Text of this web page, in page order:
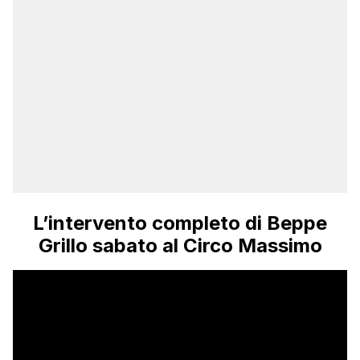
L’intervento completo di Beppe
Grillo sabato al Circo Massimo